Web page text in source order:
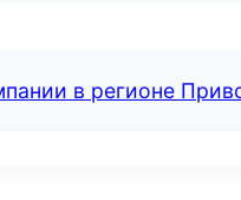
в регионе